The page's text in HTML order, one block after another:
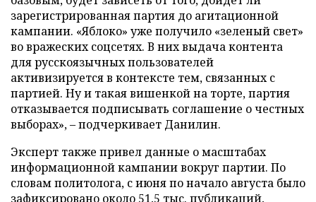
зарегистрированная партия до агитационной
кампании. «Яблоко» уже получило «зеленый свет»
во вражеских соцсетях. В них выдача контента
для русскоязычных пользователей
активизируется в контексте тем, связанных с
партией. Ну и такая вишенкой на торте, партия
отказывается подписывать соглашение о честных
выборах», – подчеркивает Данилин.
Эксперт также привел данные о масштабах
информационной кампании вокруг партии. По
словам политолога, с июня по начало августа было
зафиксировано около 51,5 тыс. публикаций,